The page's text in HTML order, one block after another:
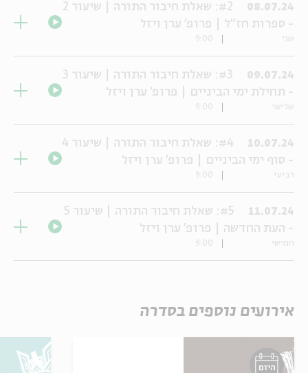
08.07.24
#2: שאלת חיבור התורה | שיעור 2
- ספרות חז"ל | פרופ' ערן ויזל
שני 9:00
09.07.24
#3: שאלת חיבור התורה | שיעור 3
- תחילת ימי הביניים | פרופ' ערן ויזל
שלישי 9:00
10.07.24
#4: שאלת חיבור התורה | שיעור 4
- סוף ימי הביניים | פרופ' ערן ויזל
רביעי 9:00
11.07.24
#5: שאלת חיבור התורה | שיעור 5
- העת החדשה | פרופ' ערן ויזל
חמישי 9:00
אירועים נוספים בסדרה
היום